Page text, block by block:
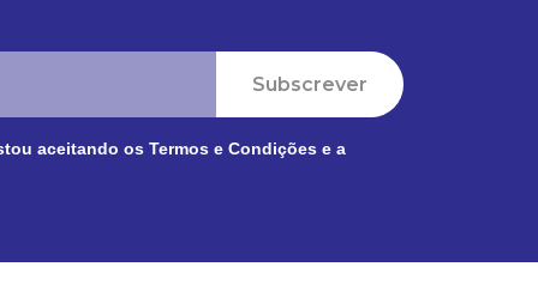
Subscrever
aceitando os Termos e Condições e a